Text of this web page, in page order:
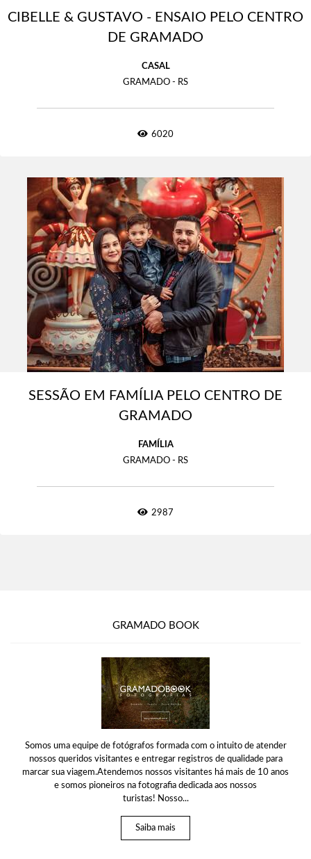
CIBELLE & GUSTAVO - ENSAIO PELO CENTRO
DE GRAMADO
CASAL
GRAMADO - RS
6020
SESSÃO EM FAMÍLIA PELO CENTRO DE
GRAMADO
FAMÍLIA
GRAMADO - RS
2987
GRAMADO BOOK
Somos uma equipe de fotógrafos formada com o intuito de atender
nossos queridos visitantes e entregar registros de qualidade para
marcar sua viagem.Atendemos nossos visitantes há mais de 10 anos
e somos pioneiros na fotografia dedicada aos nossos
turistas! Nosso...
Saiba mais